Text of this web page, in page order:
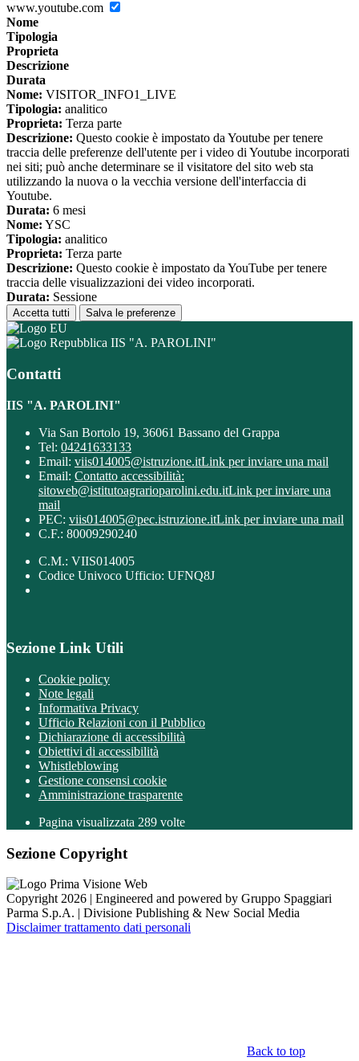
www.youtube.com
Nome
Tipologia
Proprieta
Descrizione
Durata
Nome: VISITOR_INFO1_LIVE
Tipologia: analitico
Proprieta: Terza parte
Descrizione: Questo cookie è impostato da Youtube per tenere
traccia delle preferenze dell'utente per i video di Youtube incorporati
nei siti; può anche determinare se il visitatore del sito web sta
utilizzando la nuova o la vecchia versione dell'interfaccia di
Youtube.
Durata: 6 mesi
Nome: YSC
Tipologia: analitico
Proprieta: Terza parte
Descrizione: Questo cookie è impostato da YouTube per tenere
traccia delle visualizzazioni dei video incorporati.
Durata: Sessione
Accetta tutti Salva le preferenze
IIS "A. PAROLINI"
Contatti
IIS "A. PAROLINI"
Via San Bortolo 19, 36061 Bassano del Grappa
Tel: 04241633133
Email: viis014005@istruzione.itLink per inviare una mail
Email: Contatto accessibilità:
sitoweb@istitutoagrarioparolini.edu.itLink per inviare una
mail
PEC: viis014005@pec.istruzione.itLink per inviare una mail
C.F.: 80009290240
C.M.: VIIS014005
Codice Univoco Ufficio: UFNQ8J
Sezione Link Utili
Cookie policy
Note legali
Informativa Privacy
Ufficio Relazioni con il Pubblico
Dichiarazione di accessibilità
Obiettivi di accessibilità
Whistleblowing
Gestione consensi cookie
Amministrazione trasparente
Pagina visualizzata 289 volte
Sezione Copyright
Copyright 2026 | Engineered and powered by Gruppo Spaggiari
Parma S.p.A. | Divisione Publishing & New Social Media
Disclaimer trattamento dati personali
Back to top